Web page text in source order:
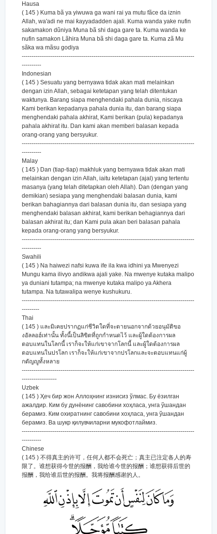
Hausa
( 145 ) Kuma bã ya yiwuwa ga wani rai ya mutu fãce da iznin
Allah, wa'adi ne mai ƙayyadadden ajali. Kuma wanda yake nufin
sakamakon dũniya Muna bã shi daga gare ta. Kuma wanda ke
nufin samakon Lãhira Muna bã shi daga gare ta. Kuma zã Mu
sãka wa mãsu godiya
-----------------------------------------------------------------------------------------
----------
Indonesian
( 145 ) Sesuatu yang bernyawa tidak akan mati melainkan
dengan izin Allah, sebagai ketetapan yang telah ditentukan
waktunya. Barang siapa menghendaki pahala dunia, niscaya
Kami berikan kepadanya pahala dunia itu, dan barang siapa
menghendaki pahala akhirat, Kami berikan (pula) kepadanya
pahala akhirat itu. Dan kami akan memberi balasan kepada
orang-orang yang bersyukur.
-----------------------------------------------------------------------------------------
----------
Malay
( 145 ) Dan (tiap-tiap) makhluk yang bernyawa tidak akan mati
melainkan dengan izin Allah, iaitu ketetapan (ajal) yang tertentu
masanya (yang telah ditetapkan oleh Allah). Dan (dengan yang
demikian) sesiapa yang menghendaki balasan dunia, kami
berikan bahagiannya dari balasan dunia itu, dan sesiapa yang
menghendaki balasan akhirat, kami berikan behagiannya dari
balasan akhirat itu; dan Kami pula akan beri balasan pahala
kepada orang-orang yang bersyukur.
-----------------------------------------------------------------------------------------
----------
Swahili
( 145 ) Na haiwezi nafsi kuwa ife ila kwa idhini ya Mwenyezi
Mungu kama ilivyo andikwa ajali yake. Na mwenye kutaka malipo
ya duniani tutampa; na mwenye kutaka malipo ya Akhera
tutampa. Na tutawalipa wenye kushukuru.
-----------------------------------------------------------------------------------------
---------
Thai
( 145 ) และมิเคยปรากฏแก่ชีวิตใดที่จะตายนอกจากด้วยอนุมัติขอ
งอัลลอฮ์เท่านั้น ทั้งนี้เป็นลิขิตที่ถูกกำหนดไว้ และผู้ใดต้องการผล
ตอบแทนในโลกนี้ เราก็จะให้แก่เขาจากโลกนี้ และผู้ใดต้องการผล
ตอบแทนในปรโลก เราก็จะให้แก่เขาจากปรโลกและจะตอบแทนแก่ผู้
กตัญญูทั้งหลาย
-----------------------------------------------------------------------------------------
------------------
Uzbek
( 145 ) Ҳеч бир жон Аллоҳнинг изнисиз ўлмас. Бу ёзилган
ажалдир. Ким бу дунёнинг савобини хоҳласа, унга ўшандан
берамиз. Ким охиратнинг савобини хоҳласа, унга ўшандан
берамиз. Ва шукр қилувчиларни мукофотлаймиз.
-----------------------------------------------------------------------------------------
----------
Chinese
( 145 ) 不得真主的许可，任何人都不会死亡；真主已注定各人的寿
限了。谁想获得今世的报酬，我给谁今世的报酬；谁想获得后世的
报酬，我给谁后世的报酬。我将报酬感谢的人。